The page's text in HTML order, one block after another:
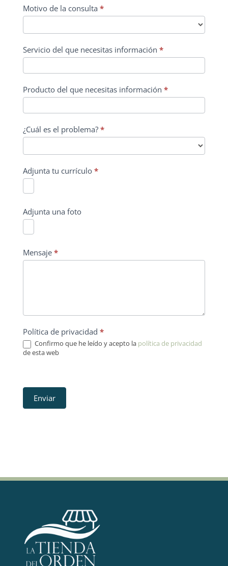
Motivo de la consulta *
de
consulta
Servicio del que necesitas información *
Producto del que necesitas información *
¿Cuál es el problema? *
Adjunta tu currículo *
Adjunta una foto
Mensaje *
Política de privacidad *
Confirmo que he leído y acepto la política de privacidad
de esta web
Enviar